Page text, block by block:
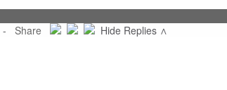
- Share Hide Replies ∧